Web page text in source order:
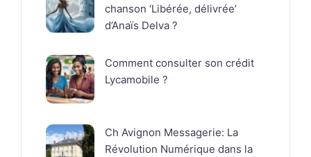
chanson ‘Libérée, délivrée’
d’Anaïs Delva ?
Comment consulter son crédit
Lycamobile ?
Ch Avignon Messagerie: La
Révolution Numérique dans la